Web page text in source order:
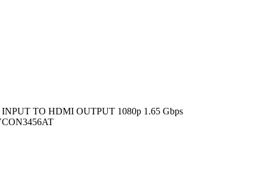
TO HDMI OUTPUT 1080p 1.65 Gbps